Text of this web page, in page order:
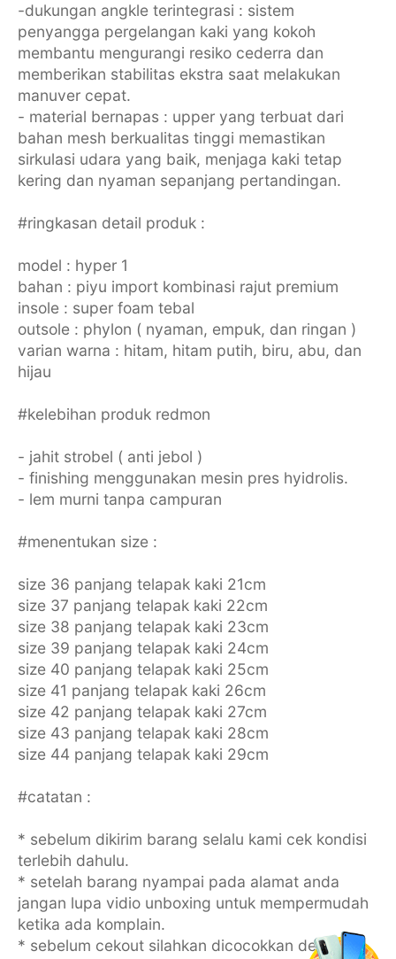
-dukungan angkle terintegrasi : sistem
penyangga pergelangan kaki yang kokoh
membantu mengurangi resiko cederra dan
memberikan stabilitas ekstra saat melakukan
manuver cepat.
- material bernapas : upper yang terbuat dari
bahan mesh berkualitas tinggi memastikan
sirkulasi udara yang baik, menjaga kaki tetap
kering dan nyaman sepanjang pertandingan.
#ringkasan detail produk :
model : hyper 1
bahan : piyu import kombinasi rajut premium
insole : super foam tebal
outsole : phylon ( nyaman, empuk, dan ringan )
varian warna : hitam, hitam putih, biru, abu, dan
hijau
#kelebihan produk redmon
- jahit strobel ( anti jebol )
- finishing menggunakan mesin pres hyidrolis.
- lem murni tanpa campuran
#menentukan size :
size 36 panjang telapak kaki 21cm
size 37 panjang telapak kaki 22cm
size 38 panjang telapak kaki 23cm
size 39 panjang telapak kaki 24cm
size 40 panjang telapak kaki 25cm
size 41 panjang telapak kaki 26cm
size 42 panjang telapak kaki 27cm
size 43 panjang telapak kaki 28cm
size 44 panjang telapak kaki 29cm
#catatan :
* sebelum dikirim barang selalu kami cek kondisi
terlebih dahulu.
* setelah barang nyampai pada alamat anda
jangan lupa vidio unboxing untuk mempermudah
ketika ada komplain.
* sebelum cekout silahkan dicocokkan dengan